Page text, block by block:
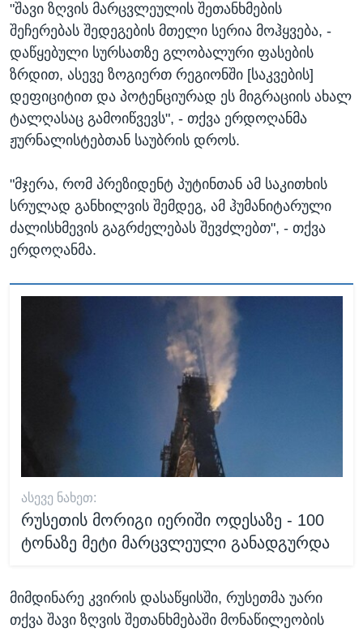
"შავი ზღვის მარცვლეულის შეთანხმების
შეჩერებას შედეგების მთელი სერია მოჰყვება, -
დაწყებული სურსათზე გლობალური ფასების
ზრდით, ასევე ზოგიერთ რეგიონში [საკვების]
დეფიციტით და პოტენციურად ეს მიგრაციის ახალ
ტალღასაც გამოიწვევს", - თქვა ერდოღანმა
ჟურნალისტებთან საუბრის დროს.
"მჯერა, რომ პრეზიდენტ პუტინთან ამ საკითხის
სრულად განხილვის შემდეგ, ამ ჰუმანიტარული
ძალისხმევის გაგრძელებას შევძლებთ", - თქვა
ერდოღანმა.
ᲐᲡᲔᲕᲔ ᲜᲐᲮᲔᲗ:
რუსეთის მორიგი იერიში ოდესაზე - 100
ტონაზე მეტი მარცვლეული განადგურდა
მიმდინარე კვირის დასაწყისში, რუსეთმა უარი
თქვა შავი ზღვის შეთანხმებაში მონაწილეობის